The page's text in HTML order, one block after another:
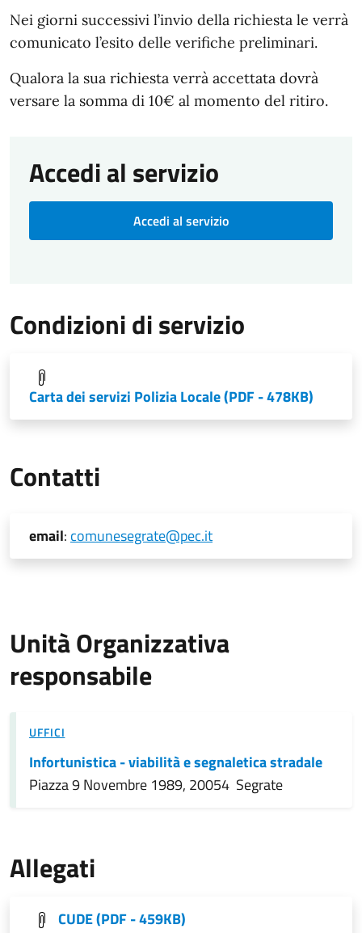
Nei giorni successivi l’invio della richiesta le verrà
comunicato l’esito delle verifiche preliminari.
Qualora la sua richiesta verrà accettata dovrà
versare la somma di 10€ al momento del ritiro.
Accedi al servizio
Accedi al servizio
Condizioni di servizio
Carta dei servizi Polizia Locale(PDF - 478KB)
Contatti
email: comunesegrate@pec.it
Unità Organizzativa
responsabile
UFFICI
Infortunistica - viabilità e segnaletica stradale
Piazza 9 Novembre 1989, 20054 Segrate
Allegati
CUDE(PDF - 459KB)